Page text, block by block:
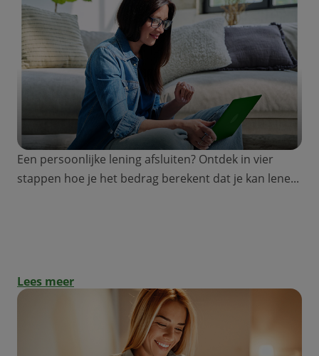
Een persoonlijke lening afsluiten? Ontdek in vier
stappen hoe je het bedrag berekent dat je kan lene...
Lees meer